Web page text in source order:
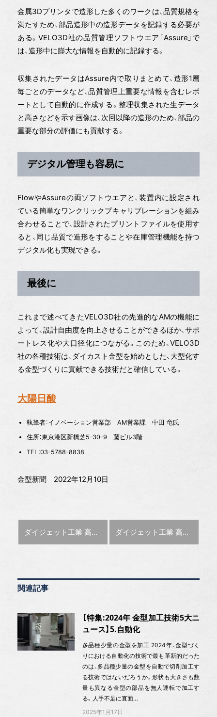
金属3Dプリンタで造形した多くのワークは、品質規格を
満たすため、部品造形中の造形データを記録する必要が
ある。VELO3D社の品質管理ソフトウエア「Assure」で
は、造形中に膨大な情報を自動的に記録する。
収集されたデータはAssure内で取りまとめて、造形1層
毎ごとのデータなど、品質管理上重要な情報を含むレポ
ートとして自動的に作成する。整理収集された生データ
と高さなどを示す画像は、次回以降の造形のため、部品の
重要な部分の評価にも貢献する。
デジタル管理も容易に
FlowやAssureの両ソフトウエアと、装置内に設定され
ている簡単なワンクリックプキャリブレーションを組み
合わせることで、設計されたプリントファイルを使用す
ると、同じ品質で造形をすることや在庫管理機能を持つ
デジタル化も実現できる。
最後に
これまで述べてきたVELO3D社の先進的なAMの機能に
よって、設計自由度を向上させることができるほか、サポ
ートレス化や大口径化につながる。このため、VELO3D
社の各種技術は、ダイカスト金型を始めとした、大型化す
る金型づくりに貢献できる技術だと確信している。
大陽日酸
執筆者：イノベーション営業部 AM営業課 中田 竜氏
住所：東京港区新橋芝5–30–9 藤ビル3階
TEL：03-5788-8838
金型新聞 2022年12月10日
前の記事 :
ダイジェット工業 高能率に肩削りできる刃先交換式カッタを発売 次の記事 :
ダイジェット工業 高能率に肩削りできる刃先交換式カッタを発売
関連記事
【特集:2024年 金型加工技術5大ニ
ュース】5.自動化
多品種少量の金型を加工 2024年、金型づく
りにおける自動化の技術で最も革新的だった
のは、多品種少量の金型を自動で切削加工す
る技術ではないだろうか。形状も大きさも数
量も異なる金型の部品を無人運転で加工す
る。人手不足に直面…
2025年1月17日